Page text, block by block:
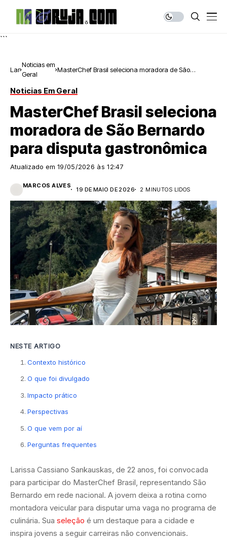
```
Lar
Noticias em
Geral
MasterChef Brasil seleciona moradora de São
Noticias Em Geral
MasterChef Brasil seleciona
moradora de São Bernardo
para disputa gastronômica
Atualizado em 19/05/2026 às 12:47
MARCOS ALVES
19 DE MAIO DE 2026 2 MINUTOS LIDOS
NESTE ARTIGO
Contexto histórico
O que foi divulgado
Impacto prático
Perspectivas
O que vem por aí
Perguntas frequentes
Larissa Cassiano Sankauskas, de 22 anos, foi convocada
para participar do MasterChef Brasil, representando São
Bernardo em rede nacional. A jovem deixa a rotina como
montadora veicular para disputar uma vaga no programa de
culinária. Sua seleção é um destaque para a cidade e
inspira jovens a seguir carreiras não convencionais.